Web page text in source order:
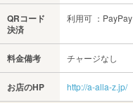
QRコード
決済
利用可 ：PayPay
料金備考 チャージなし
お店のHP http://a-alla-z.jp/